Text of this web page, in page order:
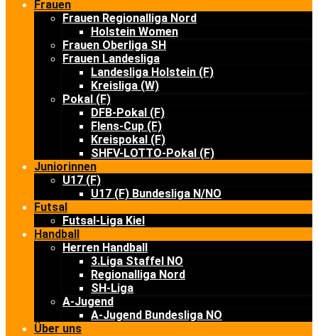
Frauen
Frauen Regionalliga Nord
Holstein Women
Frauen Oberliga SH
Frauen Landesliga
Landesliga Holstein (F)
Kreisliga (W)
Pokal (F)
DFB-Pokal (F)
Flens-Cup (F)
Kreispokal (F)
SHFV-LOTTO-Pokal (F)
Juniorinnen
U17 (F)
U17 (F) Bundesliga N/NO
Futsal
Futsal-Liga Kiel
Handball
Herren Handball
3.Liga Staffel NO
Regionalliga Nord
SH-Liga
A-Jugend
A-Jugend Bundesliga NO
Über uns